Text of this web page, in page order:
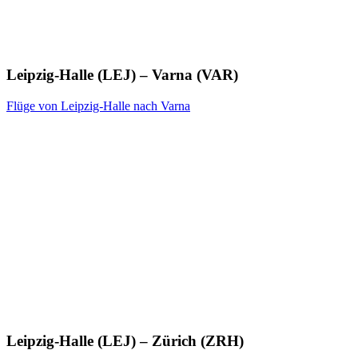
Leipzig-Halle (LEJ) – Varna (VAR)
Flüge von Leipzig-Halle nach Varna
Leipzig-Halle (LEJ) – Zürich (ZRH)